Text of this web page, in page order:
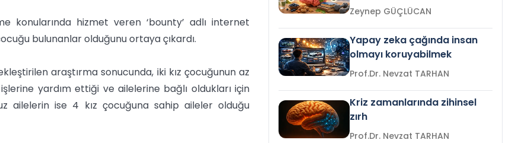
konularında hizmet veren ‘bounty’ adlı internet
bulunanlar olduğunu ortaya çıkardı.
araştırma sonucunda, iki kız çocuğunun az
yardım ettiği ve ailelerine bağlı oldukları için
ailelerin ise 4 kız çocuğuna sahip aileler olduğu
Zeynep GÜÇLÜCAN
Yapay zeka çağında insan
olmayı koruyabilmek
Prof.Dr. Nevzat TARHAN
Kriz zamanlarında zihinsel
zırh
Prof.Dr. Nevzat TARHAN